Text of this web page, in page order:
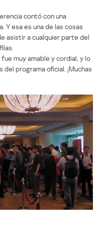
contó con una
Y esa es una de las cosas
asistir a cualquier parte del
muy amable y cordial, y lo
programa oficial. ¡Muchas